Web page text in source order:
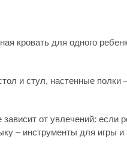
кровать для одного
и стул, настенные полки
от увлечений: если
– инструменты для игры и